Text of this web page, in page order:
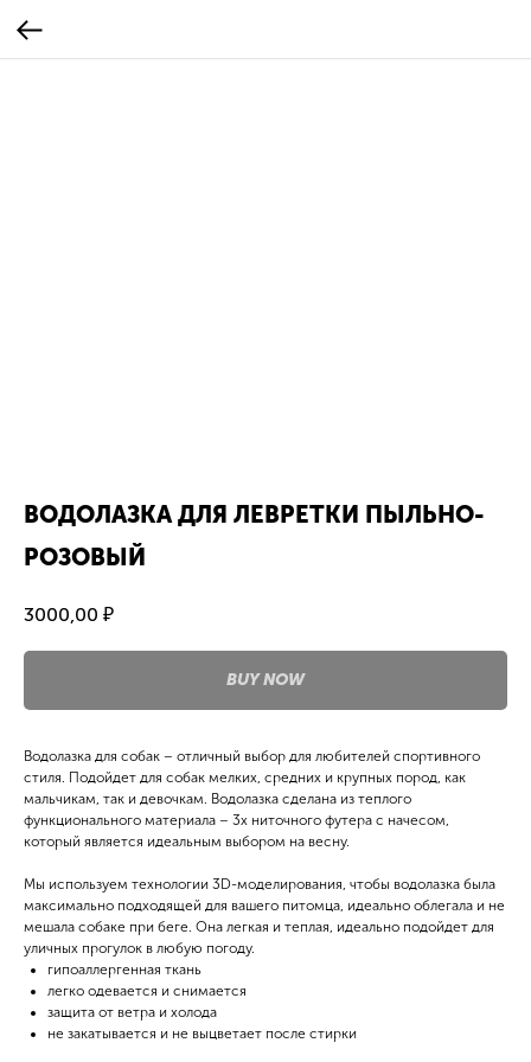
ВОДОЛАЗКА ДЛЯ ЛЕВРЕТКИ ПЫЛЬНО-
РОЗОВЫЙ
3000,00 ₽
BUY NOW
Водолазка для собак – отличный выбор для любителей спортивного
стиля. Подойдет для собак мелких, средних и крупных пород, как
мальчикам, так и девочкам. Водолазка сделана из теплого
функционального материала – 3х ниточного футера с начесом,
который является идеальным выбором на весну.
Мы используем технологии 3D-моделирования, чтобы водолазка была
максимально подходящей для вашего питомца, идеально облегала и не
мешала собаке при беге. Она легкая и теплая, идеально подойдет для
уличных прогулок в любую погоду.
гипоаллергенная ткань
легко одевается и снимается
защита от ветра и холода
не закатывается и не выцветает после стирки